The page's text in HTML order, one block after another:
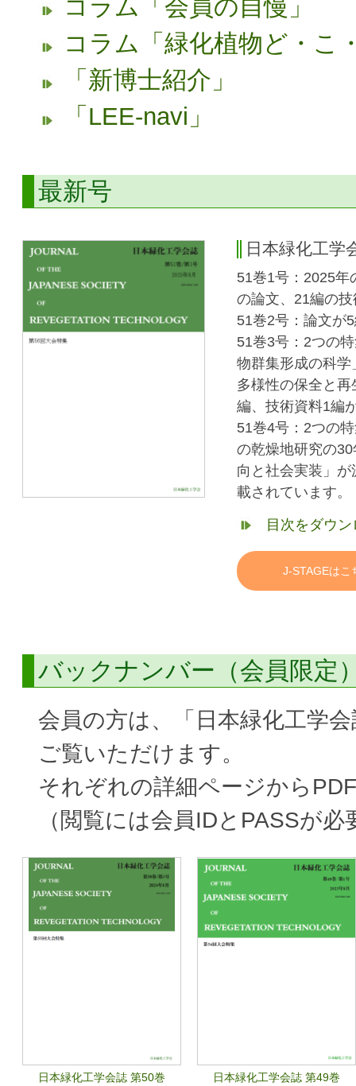
コラム「会員の自慢」
コラム「緑化植物ど・こ
「新博士紹介」
「LEE-navi」
最新号
日本緑化工学
51巻1号：2025年
の論文、21編の
51巻2号：論文が
51巻3号：2つの
物群集形成の科
多様性の保全と
編、技術資料1編
51巻4号：2つの
の乾燥地研究の
向と社会実装」
載されています。
目次をダウ
J-STAGEはこ
バックナンバー（会員限定
会員の方は、「日本緑化工学
ご覧いただけます。
それぞれの詳細ページから
（閲覧には会員IDとPASSが必
日本緑化工学会誌 第50巻 日本緑化工学会誌 第49巻